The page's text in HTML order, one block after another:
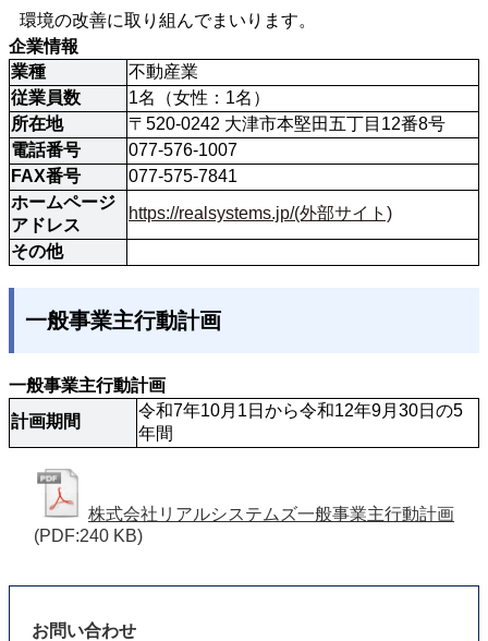
環境の改善に取り組んでまいります。
企業情報
業種
不動産業
従業員数
1名（女性：1名）
所在地
〒520-0242 大津市本堅田五丁目12番8号
電話番号
077-576-1007
FAX番号
077-575-7841
ホームページ
アドレス
https://realsystems.jp/(外部サイト)
その他
一般事業主行動計画
一般事業主行動計画
計画期間
令和7年10月1日から令和12年9月30日の5
年間
株式会社リアルシステムズ一般事業主行動計画
(PDF:240 KB)
お問い合わせ